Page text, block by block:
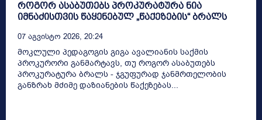
როგორ ასაბუთებს პროკურატურა ნია
იმნაძისთვის წაყენებულ „წაქეზების“ ბრალს
07 Აგვისტო 2026, 20:24
მოკლული პედაგოგის გიგა ავალიანის საქმის
პროკურორი განმარტავს, თუ როგორ ასაბუთებს
პროკურატურა ბრალს - ჯგუფურად ჯანმრთელობის
განზრახ მძიმე დაზიანების წაქეზებას...